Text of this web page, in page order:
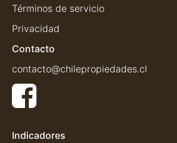
Términos de servicio
Privacidad
Contacto
contacto@chilepropiedades.cl
Indicadores